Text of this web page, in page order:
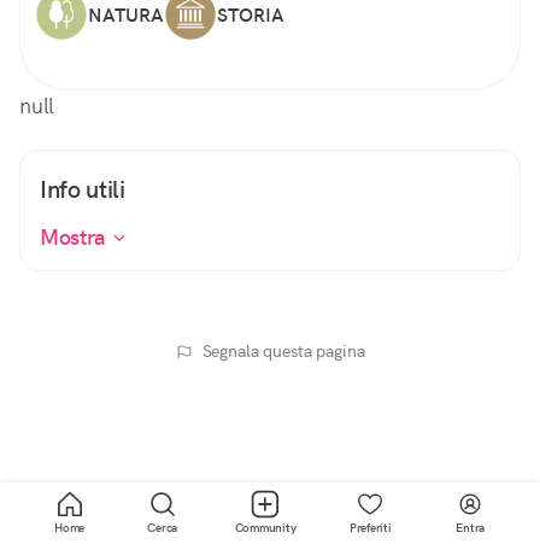
NATURA STORIA
null
Info utili
Mostra
Segnala questa pagina
Home Cerca Community Preferiti Entra